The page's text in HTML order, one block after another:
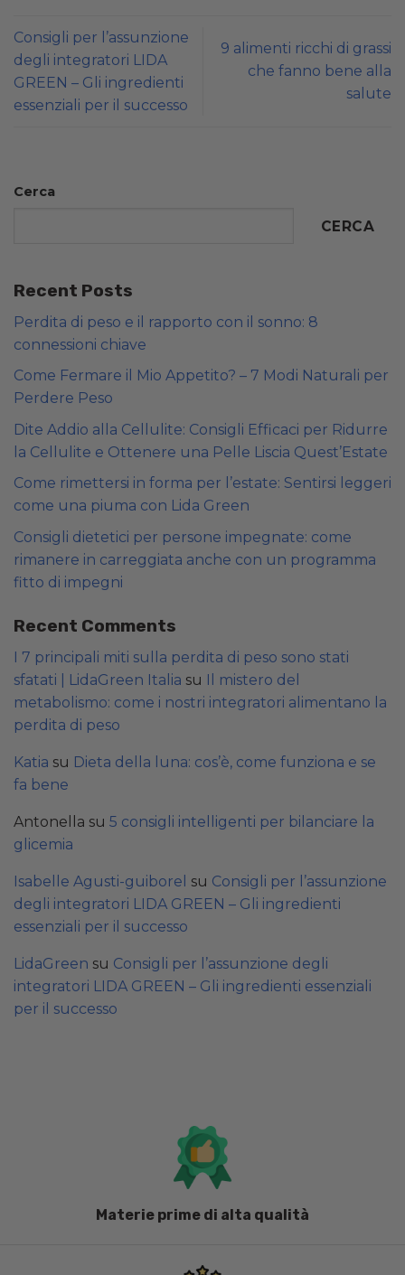
Consigli per l’assunzione
degli integratori LIDA
GREEN – Gli ingredienti
essenziali per il successo
9 alimenti ricchi di grassi
che fanno bene alla
salute
Cerca
CERCA
Recent Posts
Perdita di peso e il rapporto con il sonno: 8
connessioni chiave
Come Fermare il Mio Appetito? – 7 Modi Naturali per
Perdere Peso
Dite Addio alla Cellulite: Consigli Efficaci per Ridurre
la Cellulite e Ottenere una Pelle Liscia Quest’Estate
Come rimettersi in forma per l’estate: Sentirsi leggeri
come una piuma con Lida Green
Consigli dietetici per persone impegnate: come
rimanere in carreggiata anche con un programma
fitto di impegni
Recent Comments
I 7 principali miti sulla perdita di peso sono stati
sfatati | LidaGreen Italia su Il mistero del
metabolismo: come i nostri integratori alimentano la
perdita di peso
Katia su Dieta della luna: cos’è, come funziona e se
fa bene
Antonella su 5 consigli intelligenti per bilanciare la
glicemia
Isabelle Agusti-guiborel su Consigli per l’assunzione
degli integratori LIDA GREEN – Gli ingredienti
essenziali per il successo
LidaGreen su Consigli per l’assunzione degli
integratori LIDA GREEN – Gli ingredienti essenziali
per il successo
Materie prime di alta qualità